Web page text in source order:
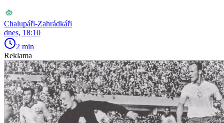
Chalupáři-Zahrádkáři
dnes, 18:10
2 min
Reklama